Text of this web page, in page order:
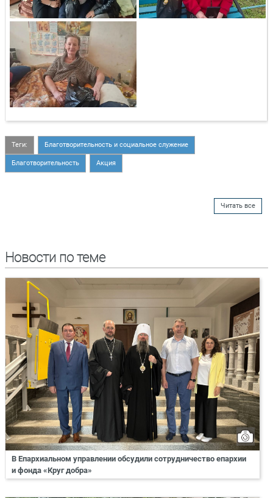
Теги: Благотворительность и социальное служение
Благотворительность Акция
Читать все
Новости по теме
В Епархиальном управлении обсудили сотрудничество епархии
и фонда «Круг добра»